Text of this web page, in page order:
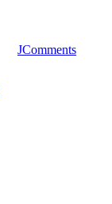
JComments